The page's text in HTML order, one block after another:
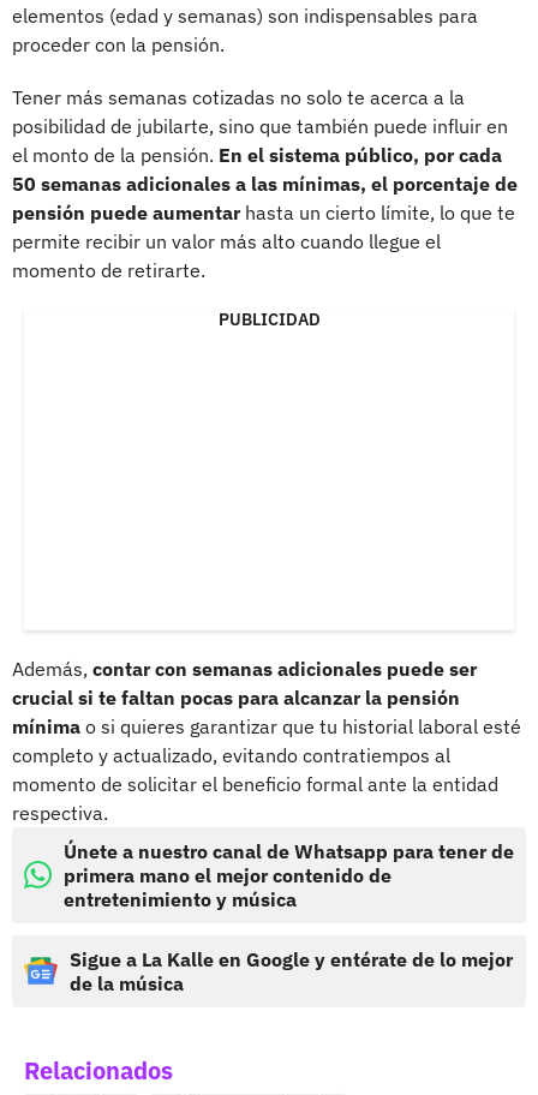
elementos (edad y semanas) son indispensables para
proceder con la pensión.
Tener más semanas cotizadas no solo te acerca a la
posibilidad de jubilarte, sino que también puede influir en
el monto de la pensión. En el sistema público, por cada
50 semanas adicionales a las mínimas, el porcentaje de
pensión puede aumentarhasta un cierto límite, lo que te
permite recibir un valor más alto cuando llegue el
momento de retirarte.
PUBLICIDAD
Además, contar con semanas adicionales puede ser
crucial si te faltan pocas para alcanzar la pensión
mínima o si quieres garantizar que tu historial laboral esté
completo y actualizado, evitando contratiempos al
momento de solicitar el beneficio formal ante la entidad
respectiva.
Únete a nuestro canal de Whatsapp para tener de
primera mano el mejor contenido de
entretenimiento y música
Sigue a La Kalle en Google y entérate de lo mejor
de la música
Relacionados